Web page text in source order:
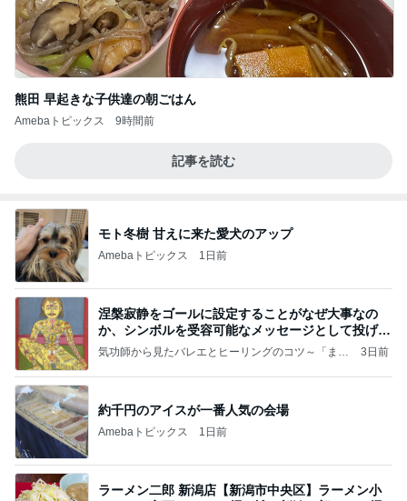
熊田 早起きな子供達の朝ごはん
Amebaトピックス 9時間前
記事を読む
モト冬樹 甘えに来た愛犬のアップ
Amebaトピックス 1日前
涅槃寂静をゴールに設定することがなぜ大事なの
か、シンボルを受容可能なメッセージとして投げる
ことが
気功師から見たバレエとヒーリングのコツ～「まと
3日前
約千円のアイスが一番人気の会場
Amebaトピックス 1日前
ラーメン二郎 新潟店【新潟市中央区】ラーメン小